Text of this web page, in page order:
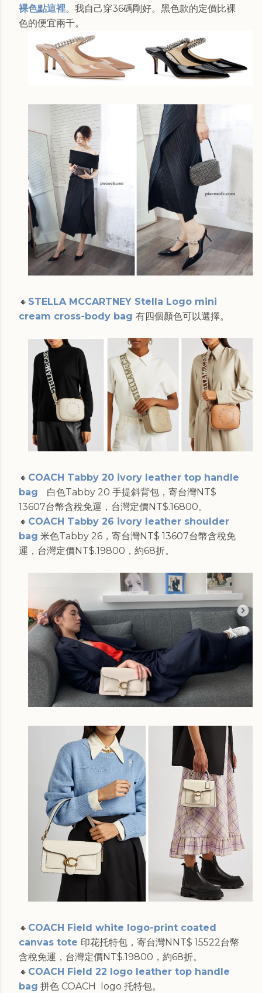
裸色點這裡。我自己穿36碼剛好。黑色款的定價比裸
色的便宜兩千。
🔸 STELLA MCCARTNEY Stella Logo mini
cream cross-body bag 有四個顏色可以選擇。
🔸 COACH Tabby 20 ivory leather top handle
bag
白色Tabby 20 手提斜背包，寄台灣NT$
13607台幣含稅免運，台灣定價NT$.16800。
🔸 COACH Tabby 26 ivory leather shoulder
bag 米色Tabby 26，寄台灣NT$ 13607台幣含稅免
運，台灣定價NT$.19800，約68折。
🔸 COACH Field white logo-print coated
canvas tote 印花托特包，寄台灣NNT$ 15522台幣
含稅免運，台灣定價NT$.19800，約68折。
🔸 COACH Field 22 logo leather top handle
bag 拼色 COACH logo 托特包。